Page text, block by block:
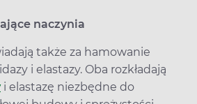
naczynia
także za hamowanie
i elastazy. Oba rozkładają
i elastazę niezbędne do